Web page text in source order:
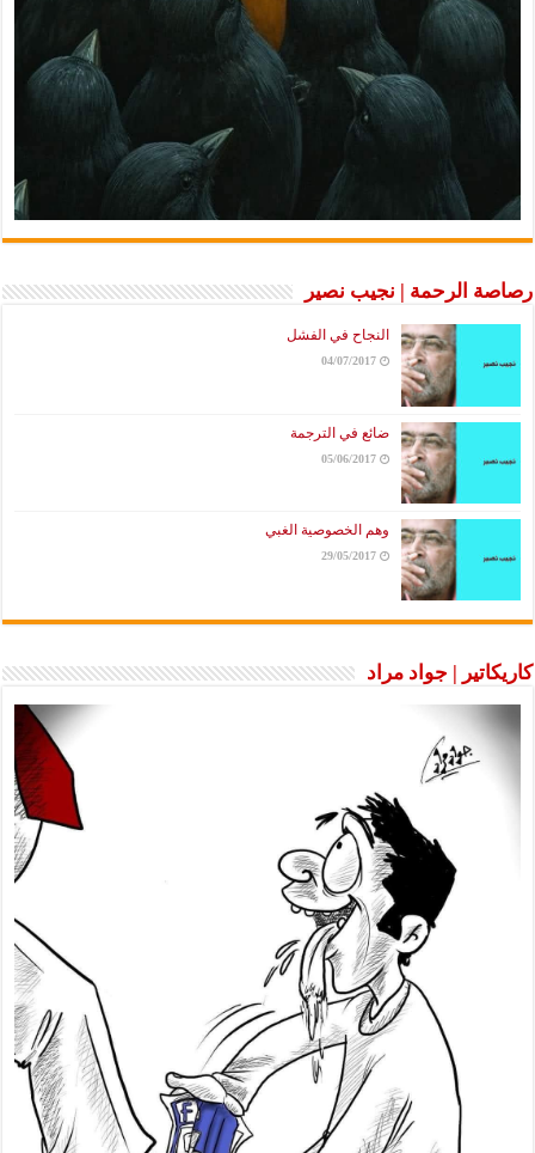
رصاصة الرحمة | نجيب نصير
النجاح في الفشل
04/07/2017
ضائع في الترجمة
05/06/2017
وهم الخصوصية الغبي
29/05/2017
كاريكاتير | جواد مراد